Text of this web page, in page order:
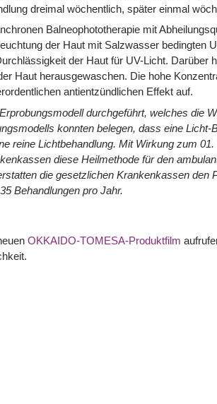
dreimal wöchentlich, später einmal
Balneophototherapie mit
der Haut mit Salzwasser bedingten
der Haut für UV-Licht. Darüber
Haut herausgewaschen. Die hohe
antientzündlichen Effekt auf.
durchgeführt, welches die
konnten belegen, dass eine Licht-
reine Lichtbehandlung. Mit Wirkung zum
diese Heilmethode für den
die gesetzlichen Krankenkassen den
Behandlungen pro Jahr.
OKKAIDO-TOMESA-Produktfilm